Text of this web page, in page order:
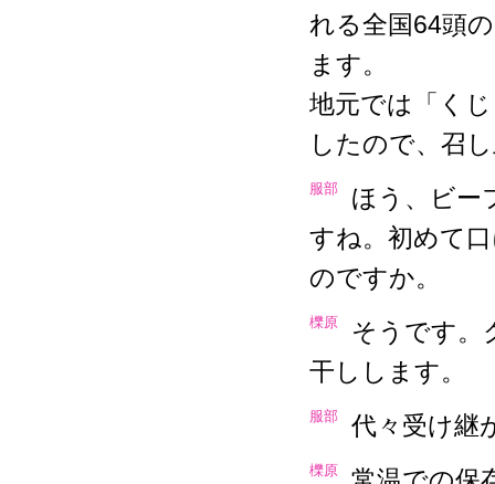
れる全国64頭
ます。
地元では「く
したので、召
服部
ほう、ビー
すね。初めて
のですか。
櫟原
そうです。
干しします。
服部 代々受け継
櫟原